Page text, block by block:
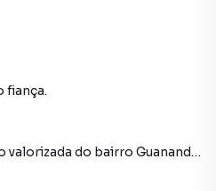
fiança.
valorizada do bairro Guanandi,